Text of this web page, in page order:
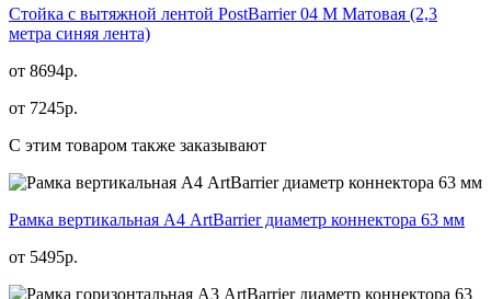
Стойка с вытяжной лентой PostBarrier 04 M Матовая (2,3
метра синяя лента)
от 8694р.
от 7245р.
С этим товаром также заказывают
Рамка вертикальная А4 ArtBarrier диаметр коннектора 63 мм
от 5495р.